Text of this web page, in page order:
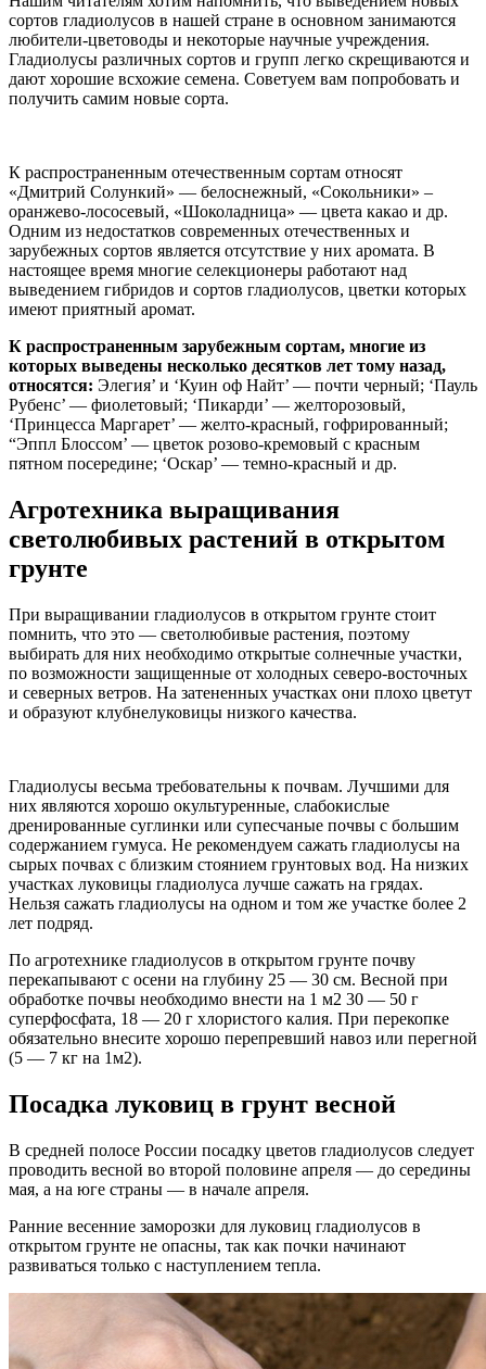
сортов гладиолусов в нашей стране в основном занимаются
любители-цветоводы и некоторые научные учреждения.
Гладиолусы различных сортов и групп легко скрещиваются и
дают хорошие всхожие семена. Советуем вам попробовать и
получить самим новые сорта.
К распространенным отечественным сортам относят
«Дмитрий Солункий» — белоснежный, «Сокольники» –
оранжево-лососевый, «Шоколадница» — цвета какао и др.
Одним из недостатков современных отечественных и
зарубежных сортов является отсутствие у них аромата. В
настоящее время многие селекционеры работают над
выведением гибридов и сортов гладиолусов, цветки которых
имеют приятный аромат.
К распространенным зарубежным сортам, многие из
которых выведены несколько десятков лет тому назад,
относятся: Элегия’ и ‘Куин оф Найт’ — почти черный; ‘Пауль
Рубенс’ — фиолетовый; ‘Пикарди’ — желторозовый,
‘Принцесса Маргарет’ — желто-красный, гофрированный;
“Эппл Блоссом’ — цветок розово-кремовый с красным
пятном посередине; ‘Оскар’ — темно-красный и др.
Агротехника выращивания
светолюбивых растений в открытом
грунте
При выращивании гладиолусов в открытом грунте стоит
помнить, что это — светолюбивые растения, поэтому
выбирать для них необходимо открытые солнечные участки,
по возможности защищенные от холодных северо-восточных
и северных ветров. На затененных участках они плохо цветут
и образуют клубнелуковицы низкого качества.
Гладиолусы весьма требовательны к почвам. Лучшими для
них являются хорошо окультуренные, слабокислые
дренированные суглинки или супесчаные почвы с большим
содержанием гумуса. Не рекомендуем сажать гладиолусы на
сырых почвах с близким стоянием грунтовых вод. На низких
участках луковицы гладиолуса лучше сажать на грядах.
Нельзя сажать гладиолусы на одном и том же участке более 2
лет подряд.
По агротехнике гладиолусов в открытом грунте почву
перекапывают с осени на глубину 25 — 30 см. Весной при
обработке почвы необходимо внести на 1 м2 30 — 50 г
суперфосфата, 18 — 20 г хлористого калия. При перекопке
обязательно внесите хорошо перепревший навоз или перегной
(5 — 7 кг на 1м2).
Посадка луковиц в грунт весной
В средней полосе России посадку цветов гладиолусов следует
проводить весной во второй половине апреля — до середины
мая, а на юге страны — в начале апреля.
Ранние весенние заморозки для луковиц гладиолусов в
открытом грунте не опасны, так как почки начинают
развиваться только с наступлением тепла.